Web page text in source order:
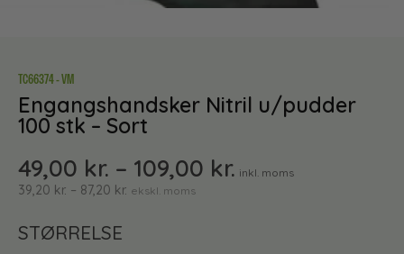
TC66374 - VM
Engangshandsker Nitril u/pudder
100 stk – Sort
49,00 kr. – 109,00 kr. inkl. moms
39,20 kr. – 87,20 kr. ekskl. moms
STØRRELSE